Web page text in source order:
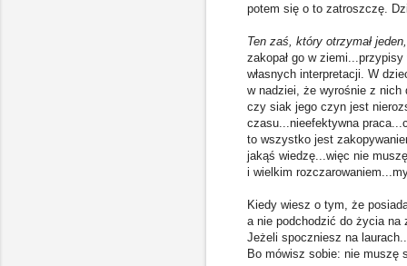
potem się o to zatroszczę.
Ten zaś, który otrzymał
zakopał go w
własnych interpretacji. W
w nadziei, że wyrośnie z nich
czy siak jego czyn jest
czasu...nieefektywna
to wszystko jest
jakąś wiedzę...więc nie
i wielkim
Kiedy wiesz o tym, że
a nie podchodzić do życia na
Jeżeli spoczniesz na
Bo mówisz sobie: nie muszę